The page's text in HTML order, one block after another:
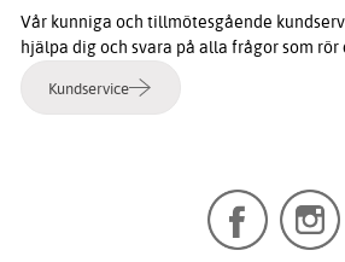
Vår kunniga och tillmötesgående
hjälpa dig och svara på alla frågor som rör
Kundservice